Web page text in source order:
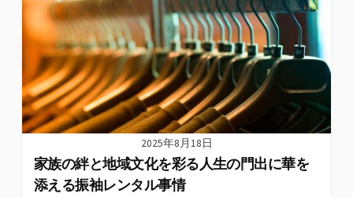
ー
2025年8月18日
家族の絆と地域文化を彩る人生の門出に華を
添える振袖レンタル事情